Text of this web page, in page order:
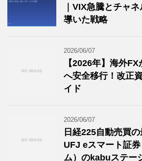
｜VIX急騰とチャ
導いた戦略
2026/06/07
【2026年】海外
へ安全移行！改正
イド
2026/06/07
日経225自動売買
UFJ eスマート証
ム）のkabuステー